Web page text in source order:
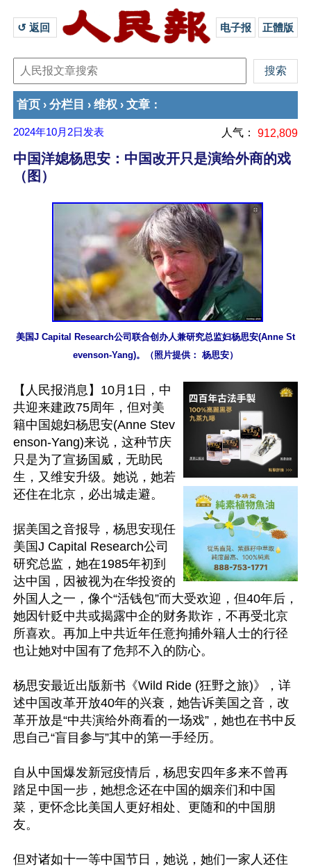
↺ 返回 电子报 正體版
首页 › 分栏目 › 维权 › 文章 ：
2024年10月2日 发表 人气： 912,809
中国洋媳杨思安：中国改开只是演给外商的戏
（图）
美国J Capital Research公司联合创办人兼研究总监妇杨思安(Anne St
evenson-Yang)。（照片提供： 杨思安）
【人民报消息】10月1日，中
共迎来建政75周年，但对美
籍中国媳妇杨思安(Anne Stev
enson-Yang)来说，这种节庆
只是为了宣扬国威，无助民
生，又维安升级。她说，她若
还住在北京，必出城走避。
据美国之音报导，杨思安现任
美国J Capital Research公司
研究总监，她在1985年初到
达中国，因被视为在华投资的
外国人之一，像个“活钱包”而大受欢迎，但40年后，
她因针贬中共或揭露中企的财务欺诈，不再受北京
所喜欢。再加上中共近年任意拘捕外籍人士的行径
也让她对中国有了危邦不入的防心。
杨思安最近出版新书《Wild Ride (狂野之旅)》，详
述中国改革开放40年的兴衰，她告诉美国之音，改
革开放是“中共演给外商看的一场戏”，她也在书中反
思自己“盲目参与”其中的第一手经历。
自从中国爆发新冠疫情后，杨思安四年多来不曾再
踏足中国一步，她想念还在中国的姻亲们和中国
菜，更怀念比美国人更好相处、更随和的中国朋
友。
但对诸如十一等中国节日，她说，她们一家人还住